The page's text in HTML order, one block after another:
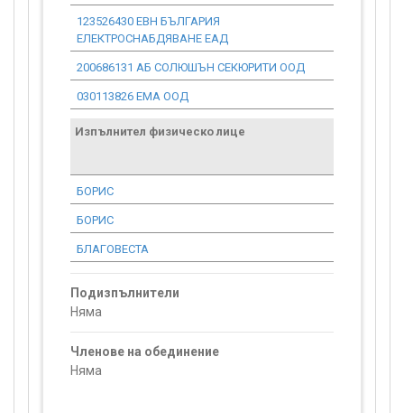
123526430 ЕВН БЪЛГАРИЯ
ЕЛЕКТРОСНАБДЯВАНЕ ЕАД
200686131 АБ СОЛЮШЪН СЕКЮРИТИ ООД
030113826 ЕМА ООД
Изпълнител физическо лице
БОРИС
БОРИС
БЛАГОВЕСТА
Подизпълнители
Няма
Членове на обединение
Няма